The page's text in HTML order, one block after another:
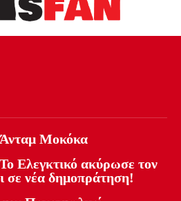
Μοκόκα
Ελεγκτικό ακύρωσε τον
σε νέα δημοπράτηση!